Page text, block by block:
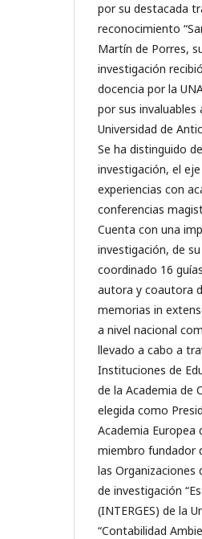
por su destacada
reconocimiento
Martín de Porres,
investigación
docencia por la
por sus
Universidad de
Se ha distinguido
investigación, el
experiencias con
conferencias
Cuenta con una
investigación, de
coordinado 16
autora y coautora
memorias in
a nivel nacional
llevado a cabo a
Instituciones de
de la Academia de
elegida como
Academia Europea
miembro fundador
las Organizaciones
de investigación
(INTERGES) de la
“Contabilidad